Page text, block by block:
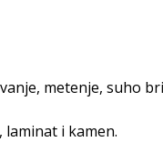
metenje, suho
i kamen.